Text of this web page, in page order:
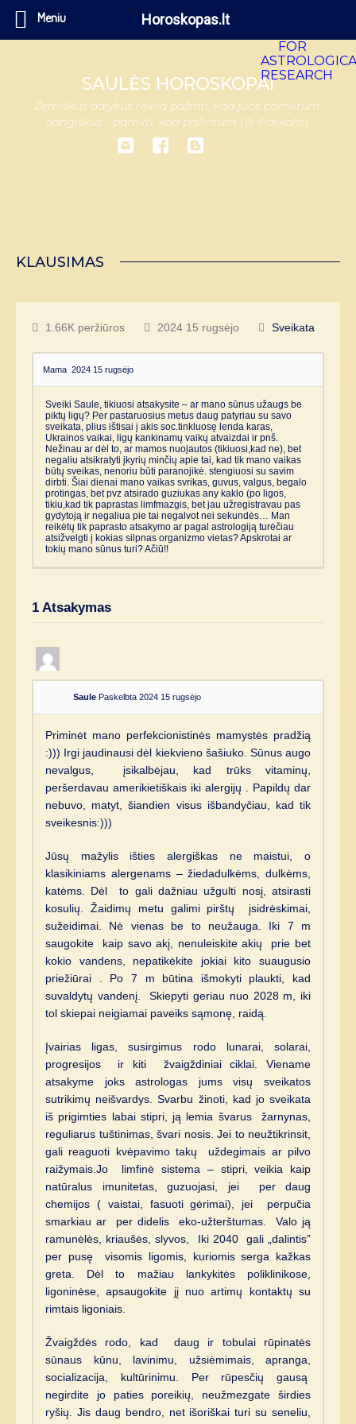
SAULĖS HOROSKOPAI
Žemiškus dalykus reikia pažinti, kad juos pamiltum,
dangiškus - pamilti, kad pažintum (B. Paskalis).
KLAUSIMAS
1.66K peržiūros 2024 15 rugsėjo Sveikata
Mama 2024 15 rugsėjo
Sveiki Saule, tikiuosi atsakysite – ar mano sūnus užaugs be
piktų ligų? Per pastaruosius metus daug patyriau su savo
sveikata, plius ištisai į akis soc.tinkluosę lenda karas,
Ukrainos vaikai, ligų kankinamų vaikų atvaizdai ir pnš.
Nežinau ar dėl to, ar mamos nuojautos (tikiuosi,kad ne), bet
negaliu atsikratyti įkyrių minčių apie tai, kad tik mano vaikas
būtų sveikas, nenoriu būti paranojikė. stengiuosi su savim
dirbti. Šiai dienai mano vaikas svrikas, guvus, valgus, begalo
protingas, bet pvz atsirado guziukas any kaklo (po ligos,
tikiu,kad tik paprastas limfmazgis, bet jau užregistravau pas
gydytoją ir negaliua pie tai negalvot nei sekundės… Man
reikėtų tik paprasto atsakymo ar pagal astrologiją turėčiau
atsižvelgti į kokias silpnas organizmo vietas? Apskrotai ar
tokių mano sūnus turi? Ačiū!!
1 Atsakymas
Saule Paskelbta 2024 15 rugsėjo
Priminėt mano perfekcionistinės mamystės pradžią
:))) Irgi jaudinausi dėl kiekvieno šašiuko. Sūnus augo
nevalgus, įsikalbėjau, kad trūks vitaminų,
peršerdavau amerikietiškais iki alergijų . Papildų dar
nebuvo, matyt, šiandien visus išbandyčiau, kad tik
sveikesnis:)))
Jūsų mažylis išties alergiškas ne maistui, o
klasikiniams alergenams – žiedadulkėms, dulkėms,
katėms. Dėl to gali dažniau užgulti nosį, atsirasti
kosulių. Žaidimų metu galimi pirštų įsidrėskimai,
sužeidimai. Nė vienas be to neužauga. Iki 7 m
saugokite kaip savo akį, nenuleiskite akių prie bet
kokio vandens, nepatikėkite jokiai kito suaugusio
priežiūrai . Po 7 m būtina išmokyti plaukti, kad
suvaldytų vandenį. Skiepyti geriau nuo 2028 m, iki
tol skiepai neigiamai paveiks sąmonę, raidą.
Įvairias ligas, susirgimus rodo lunarai, solarai,
progresijos ir kiti žvaigždiniai ciklai. Viename
atsakyme joks astrologas jums visų sveikatos
sutrikimų neišvardys. Svarbu žinoti, kad jo sveikata
iš prigimties labai stipri, ją lemia švarus žarnynas,
reguliarus tuštinimas, švari nosis. Jei to neužtikrinsit,
gali reaguoti kvėpavimo takų uždegimais ar pilvo
raižymais.Jo limfinė sistema – stipri, veikia kaip
natūralus imunitetas, guzuojasi, jei per daug
chemijos ( vaistai, fasuoti gėrimai), jei perpučia
smarkiau ar per didelis eko-užterštumas. Valo ją
ramunėlės, kriaušės, slyvos, Iki 2040 gali „dalintis”
per pusę visomis ligomis, kuriomis serga kažkas
greta. Dėl to mažiau lankykitės poliklinikose,
ligoninėse, apsaugokite jį nuo artimų kontaktų su
rimtais ligoniais.
Žvaigždės rodo, kad daug ir tobulai rūpinatės
sūnaus kūnu, lavinimu, užsiėmimais, apranga,
socializacija, kultūrinimu. Per rūpesčių gausą
negirdite jo paties poreikių, neužmezgate širdies
ryšių. Jis daug bendro, net išoriškai turi su seneliu,
Meniu Horoskopas.lt